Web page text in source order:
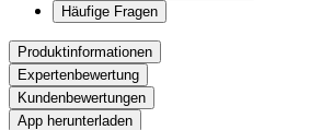
Häufige Fragen
Produktinformationen
Expertenbewertung
Kundenbewertungen
App herunterladen